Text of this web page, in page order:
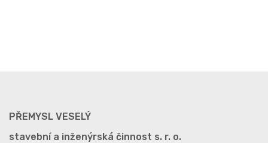
PŘEMYSL VESELÝ
stavební a inženýrská činnost s. r. o.